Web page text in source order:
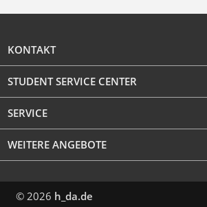
KONTAKT
STUDENT SERVICE CENTER
SERVICE
WEITERE ANGEBOTE
© 2026 h_da.de